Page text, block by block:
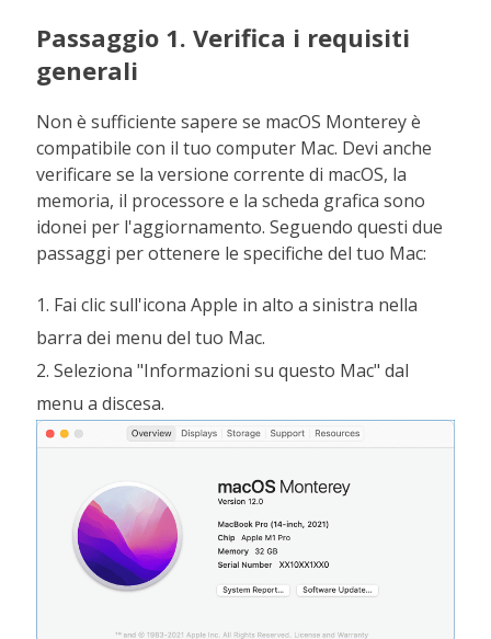
Passaggio 1. Verifica i requisiti
generali
Non è sufficiente sapere se macOS Monterey è
compatibile con il tuo computer Mac. Devi anche
verificare se la versione corrente di macOS, la
memoria, il processore e la scheda grafica sono
idonei per l'aggiornamento. Seguendo questi due
passaggi per ottenere le specifiche del tuo Mac:
1. Fai clic sull'icona Apple in alto a sinistra nella
barra dei menu del tuo Mac.
2. Seleziona "Informazioni su questo Mac" dal
menu a discesa.